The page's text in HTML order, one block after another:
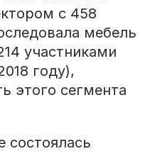
с 458
мебель
участниками
году),
этого сегмента
состоялась